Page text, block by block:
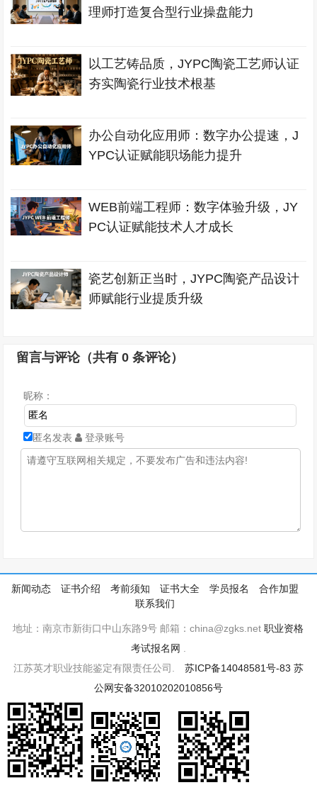
理师打造复合型行业操盘能力
以工艺铸品质，JYPC陶瓷工艺师认证
夯实陶瓷行业技术根基
办公自动化应用师：数字办公提速，J
YPC认证赋能职场能力提升
WEB前端工程师：数字体验升级，JY
PC认证赋能技术人才成长
瓷艺创新正当时，JYPC陶瓷产品设计
师赋能行业提质升级
留言与评论（共有0 条评论）
昵称：
匿名发表 登录账号
新闻动态 证书介绍 考前须知 证书大全 学员报名
合作加盟
联系我们
地址：南京市新街口中山东路9号 邮箱：china@zgks.net职业资格
考试报名网
江苏英才职业技能鉴定有限责任公司. 苏ICP备14048581号-83 苏
公网安备32010202010856号